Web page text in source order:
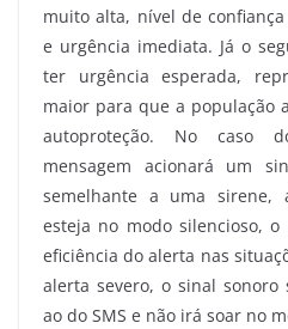
muito alta, nível de
e urgência imediata. Já o
ter urgência esperada,
maior para que a população
autoproteção. No caso
mensagem acionará um
semelhante a uma sirene,
esteja no modo silencioso,
eficiência do alerta nas
alerta severo, o sinal sonoro
ao do SMS e não irá soar no